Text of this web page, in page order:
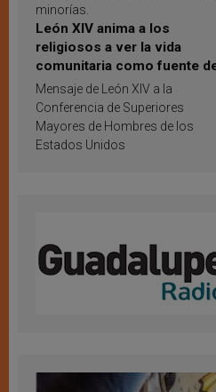
minorías.
León XIV anima a los
religiosos a ver la vida
comunitaria como fuente
inspiración y santificación
Mensaje de León XIV a la
Conferencia de Superiores
Mayores de Hombres de los
Estados Unidos